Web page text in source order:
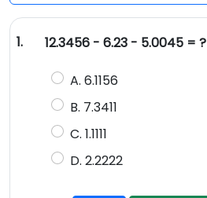
1. 12.3456 - 6.23 - 5.0045 = ?
A. 6.1156
B. 7.3411
C. 1.1111
D. 2.2222